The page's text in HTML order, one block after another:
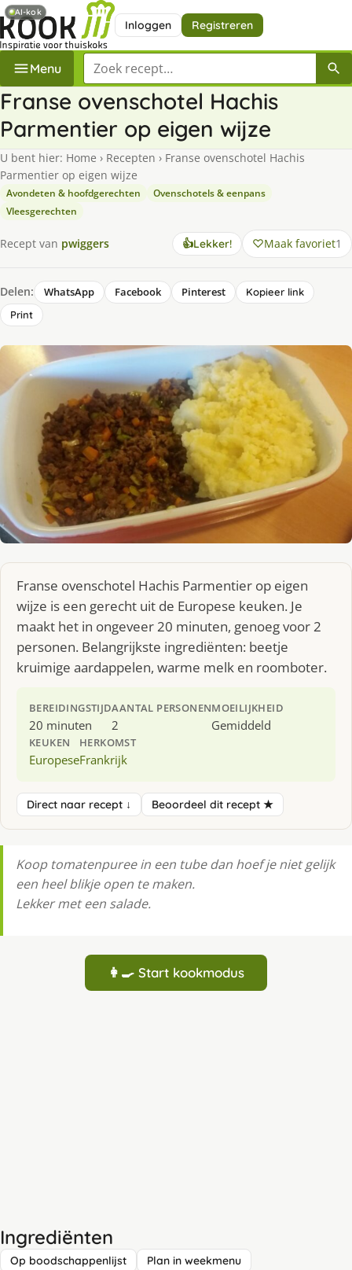
Inloggen Registreren
Menu Zoek een recept
Franse ovenschotel Hachis
Parmentier op eigen wijze
U bent hier: Home › Recepten › Franse ovenschotel Hachis
Parmentier op eigen wijze
Avondeten & hoofdgerechten
Ovenschotels & eenpans
Vleesgerechten
Recept van pwiggers 👍Lekker! Maak favoriet1
Delen: WhatsApp Facebook Pinterest
Kopieer link
Print
Franse ovenschotel Hachis Parmentier op eigen
wijze is een gerecht uit de Europese keuken. Je
maakt het in ongeveer 20 minuten, genoeg voor 2
personen. Belangrijkste ingrediënten: beetje
kruimige aardappelen, warme melk en roomboter.
BEREIDINGSTIJD
20 minuten
AANTAL PERSONEN
2
MOEILIJKHEID
Gemiddeld
KEUKEN
Europese
HERKOMST
Frankrijk
Direct naar recept ↓ Beoordeel dit recept ★
Koop tomatenpuree in een tube dan hoef je niet gelijk
een heel blikje open te maken.
Lekker met een salade.
👩‍🍳 Start kookmodus
Ingrediënten
Op boodschappenlijst Plan in weekmenu
AI-kok